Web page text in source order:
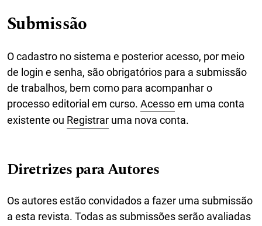
Submissão
O cadastro no sistema e posterior acesso, por meio
de login e senha, são obrigatórios para a submissão
de trabalhos, bem como para acompanhar o
processo editorial em curso. Acessoem uma conta
existente ou Registrar uma nova conta.
Diretrizes para Autores
Os autores estão convidados a fazer uma submissão
a esta revista. Todas as submissões serão avaliadas